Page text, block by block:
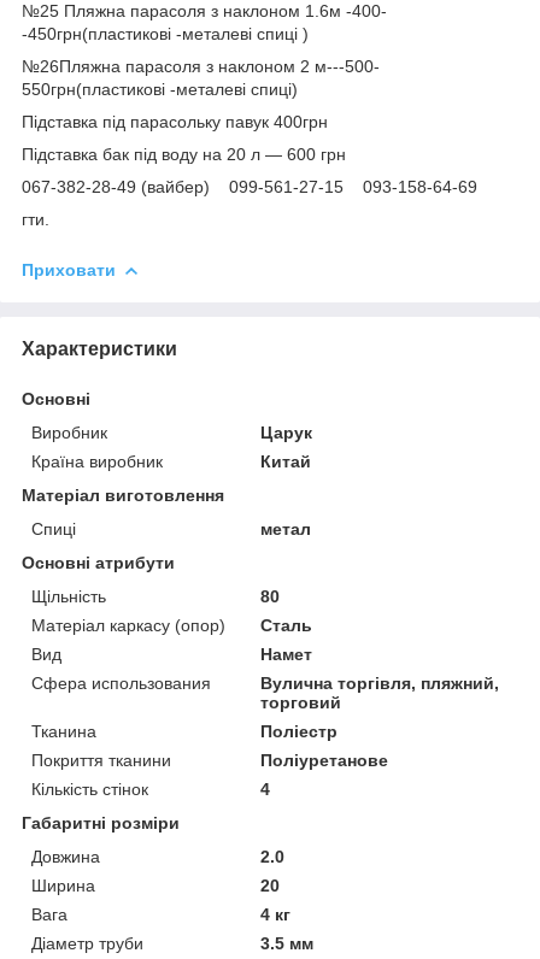
№25 Пляжна парасоля з наклоном 1.6м -400-
-450грн(пластикові -металеві спиці )
№26Пляжна парасоля з наклоном 2 м---500-
550грн(пластикові -металеві спиці)
Підставка під парасольку павук 400грн
Підставка бак під воду на 20 л — 600 грн
067-382-28-49 (вайбер) 099-561-27-15 093-158-64-69
гти.
Приховати
Характеристики
Основні
Виробник
Царук
Країна виробник
Китай
Матеріал виготовлення
Спиці
метал
Основні атрибути
Щільність
80
Матеріал каркасу (опор)
Сталь
Вид
Намет
Сфера использования
Вулична торгівля, пляжний,
торговий
Тканина
Поліестр
Покриття тканини
Поліуретанове
Кількість стінок
4
Габаритні розміри
Довжина
2.0
Ширина
20
Вага
4 кг
Діаметр труби
3.5 мм